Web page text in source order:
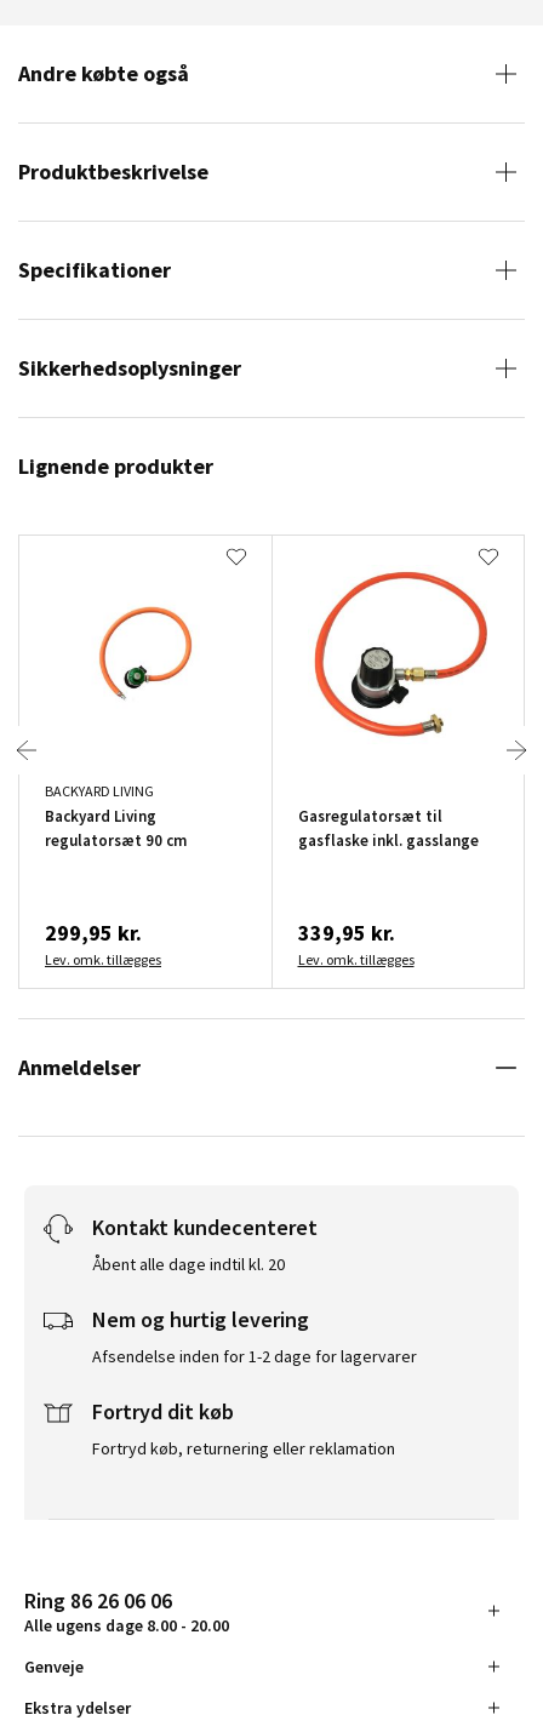
Andre købte også
Produktbeskrivelse
Specifikationer
Sikkerhedsoplysninger
Lignende produkter
BACKYARD LIVING
Backyard Living
regulatorsæt 90 cm
299,95 kr.
Lev. omk. tillægges
Gasregulatorsæt til
gasflaske inkl. gasslange
339,95 kr.
Lev. omk. tillægges
Anmeldelser
Kontakt kundecenteret
Åbent alle dage indtil kl. 20
Nem og hurtig levering
Afsendelse inden for 1-2 dage for lagervarer
Fortryd dit køb
Fortryd køb, returnering eller reklamation
Ring 86 26 06 06
Alle ugens dage 8.00 - 20.00
Genveje
Ekstra ydelser